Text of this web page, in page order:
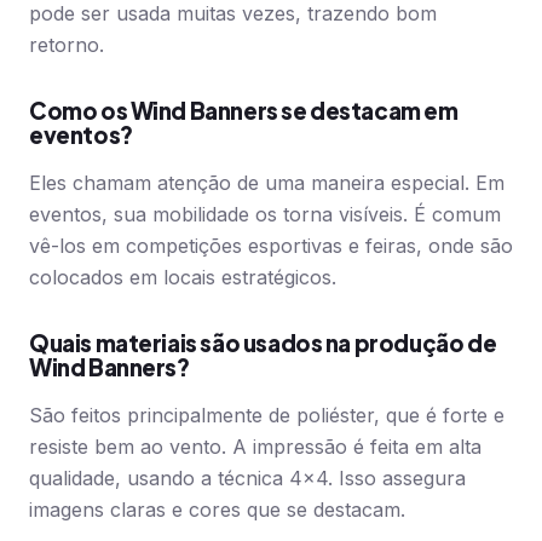
pode ser usada muitas vezes, trazendo bom
retorno.
Como os Wind Banners se destacam em
eventos?
Eles chamam atenção de uma maneira especial. Em
eventos, sua mobilidade os torna visíveis. É comum
vê-los em competições esportivas e feiras, onde são
colocados em locais estratégicos.
Quais materiais são usados na produção de
Wind Banners?
São feitos principalmente de poliéster, que é forte e
resiste bem ao vento. A impressão é feita em alta
qualidade, usando a técnica 4×4. Isso assegura
imagens claras e cores que se destacam.